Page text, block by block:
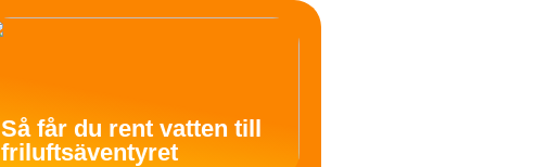
Så får du rent vatten till
friluftsäventyret